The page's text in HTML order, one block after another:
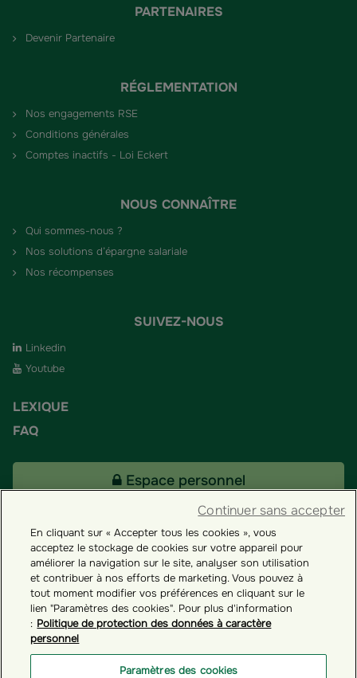
PARTENAIRES
Devenir Partenaire
RÉGLEMENTATION
Nos engagements RSE
Conditions générales
Comptes inactifs - Loi Eckert
NOUS CONNAÎTRE
Qui sommes-nous ?
Nos solutions d’épargne salariale
Nos récompenses
SUIVEZ-NOUS
Linkedin
Youtube
LEXIQUE
FAQ
Espace personnel
Tous nos fonds
Contact
Groupama ES
En cliquant sur « Accepter tous les cookies », vous
acceptez le stockage de cookies sur votre appareil pour
améliorer la navigation sur le site, analyser son utilisation
et contribuer à nos efforts de marketing. Vous pouvez à
tout moment modifier vos préférences en cliquant sur le
lien "Paramètres des cookies". Pour plus d'information
: Politique de protection des données à caractère
personnel
Paramètres des cookies
Continuer sans accepter